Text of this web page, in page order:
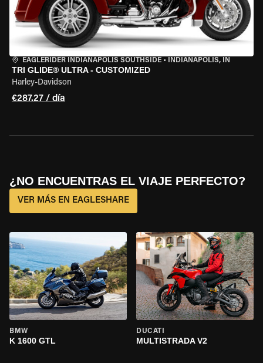
EAGLERIDER INDIANAPOLIS SOUTHSIDE • INDIANAPOLIS, IN
TRI GLIDE® ULTRA - CUSTOMIZED
Harley-Davidson
€287.27 / día
¿NO ENCUENTRAS EL VIAJE PERFECTO?
VER MÁS EN EAGLESHARE
BMW
K 1600 GTL
DUCATI
MULTISTRADA V2